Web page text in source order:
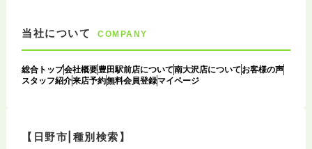
当社について COMPANY
総合トップ会社概要豊田駅前店について南大沢店について お客様の声
スタッフ紹介来店予約無料会員登録マイページ
【日野市|種別検索】